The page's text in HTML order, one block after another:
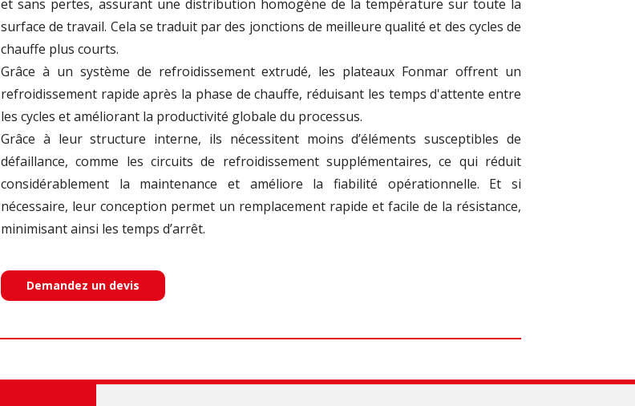
et sans pertes, assurant une distribution homogène de la température sur toute la
surface de travail. Cela se traduit par des jonctions de meilleure qualité et des cycles de
chauffe plus courts.
Grâce à un système de refroidissement extrudé, les plateaux Fonmar offrent un
refroidissement rapide après la phase de chauffe, réduisant les temps d'attente entre
les cycles et améliorant la productivité globale du processus.
Grâce à leur structure interne, ils nécessitent moins d’éléments susceptibles de
défaillance, comme les circuits de refroidissement supplémentaires, ce qui réduit
considérablement la maintenance et améliore la fiabilité opérationnelle. Et si
nécessaire, leur conception permet un remplacement rapide et facile de la résistance,
minimisant ainsi les temps d’arrêt.
Demandez un devis